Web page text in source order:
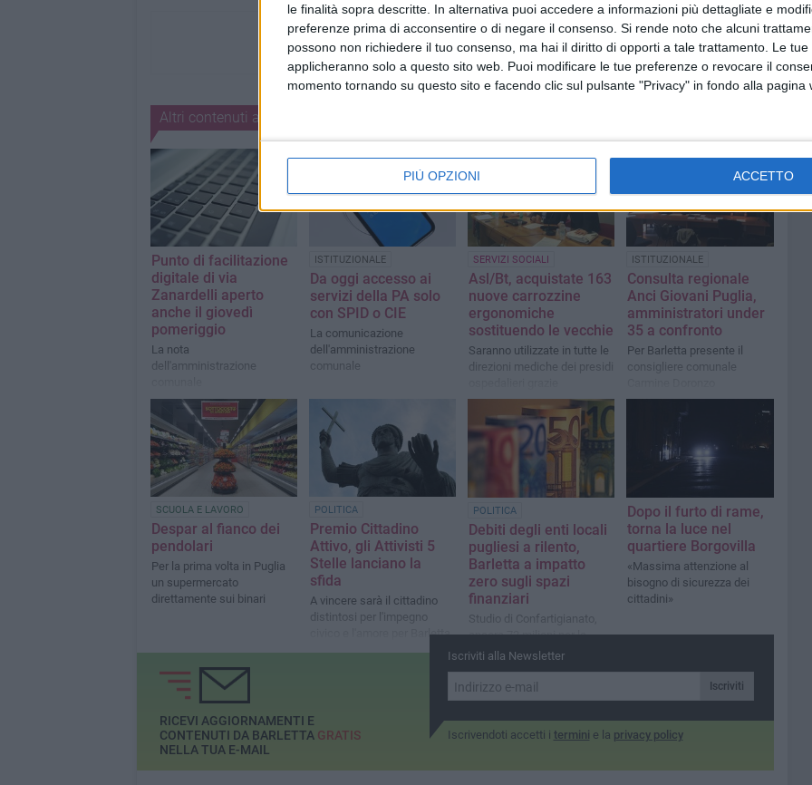
le finalità sopra descritte. In alternativa puoi accedere a informazioni più dettagliate e
preferenze prima di acconsentire o di negare il consenso. Si rende noto che alcuni
possono non richiedere il tuo consenso, ma hai il diritto di opporti a tale trattamento. Le
applicheranno solo a questo sito web. Puoi modificare le tue preferenze o revocare il
momento tornando su questo sito e facendo clic sul pulsante "Privacy" in fondo alla pagina
PIÙ OPZIONI ACCETTO
Altri contenuti a tema
Punto di facilitazione
digitale di via
Zanardelli aperto
anche il giovedì
pomeriggio
La nota
dell'amministrazione
ISTITUZIONALE
Da oggi accesso ai
servizi della PA solo
con SPID o CIE
La comunicazione
dell'amministrazione
comunale
SERVIZI SOCIALI
Asl/Bt, acquistate 163
nuove carrozzine
ergonomiche
sostituendo le vecchie
Saranno utilizzate in tutte le
direzioni mediche dei presidi
all'impulso del dr. Danny
Sivo
ISTITUZIONALE
Consulta regionale
Anci Giovani Puglia,
amministratori under
35 a confronto
Per Barletta presente il
consigliere comunale
SCUOLA E LAVORO
Despar al fianco dei
pendolari
Per la prima volta in Puglia
un supermercato
direttamente sui binari
POLITICA
Premio Cittadino
Attivo, gli Attivisti 5
Stelle lanciano la
sfida
A vincere sarà il cittadino
distintosi per l'impegno
civico e l'amore per Barletta
POLITICA
Debiti degli enti locali
pugliesi a rilento,
Barletta a impatto
zero sugli spazi
finanziari
Studio di Confartigianato,
ancora 73 milioni per la
Puglia
Dopo il furto di rame,
torna la luce nel
quartiere Borgovilla
«Massima attenzione al
bisogno di sicurezza dei
cittadini»
Iscriviti alla Newsletter
Iscriviti
Iscrivendoti accetti i termini e la privacy policy
RICEVI AGGIORNAMENTI E
CONTENUTI DA BARLETTA GRATIS
NELLA TUA E-MAIL